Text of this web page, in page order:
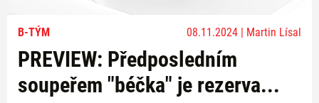
B-TÝM 08.11.2024 | Martin Lísal
PREVIEW: Předposledním
soupeřem "béčka" je rezerva...